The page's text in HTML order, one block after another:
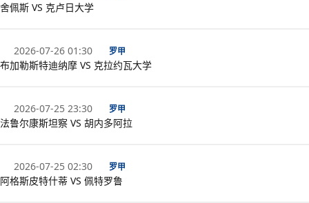
舍佩斯 VS 克卢日大学
2026-07-26 01:30 罗甲
布加勒斯特迪纳摩 VS 克拉约瓦大学
2026-07-25 23:30 罗甲
法鲁尔康斯坦察 VS 胡内多阿拉
2026-07-25 02:30 罗甲
阿格斯皮特什蒂 VS 佩特罗鲁